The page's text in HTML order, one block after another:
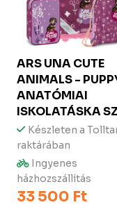
ARS UNACUTE
ANIMALS -
ANATÓMIAI
ISKOLATÁSKA
Készleten a
raktárában
Ingyenes
házhozszállítás
33 500 Ft